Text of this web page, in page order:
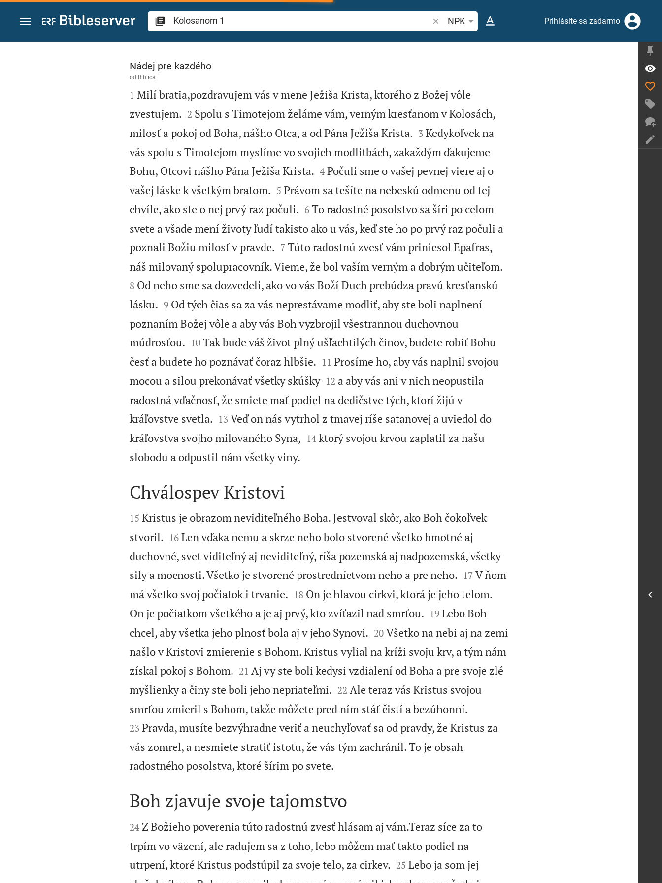
Prejsť na obsah
Vyhľadajte biblický verš alebo slovo
NPK Prihlásite sa zadarmo
Kolosanom 1
Nádej pre kazdého
od Biblica

1 Milí bratia,pozdravujem vás v mene Ježiša Krista, ktorého z Božej vôle
zvestujem.
2 Spolu s Timotejom želáme vám, verným kresťanom v Kolosách,
milosť a pokoj od Boha, nášho Otca, a od Pána Ježiša Krista.
3 Kedykoľvek na
vás spolu s Timotejom myslíme vo svojich modlitbách, zakaždým ďakujeme
Bohu, Otcovi nášho Pána Ježiša Krista.
4 Počuli sme o vašej pevnej viere aj o
vašej láske k všetkým bratom.
5 Právom sa tešíte na nebeskú odmenu od tej
chvíle, ako ste o nej prvý raz počuli.
6 To radostné posolstvo sa šíri po celom
svete a všade mení životy ľudí takisto ako u vás, keď ste ho po prvý raz počuli a
poznali Božiu milosť v pravde.
7 Túto radostnú zvesť vám priniesol Epafras,
náš milovaný spolupracovník. Vieme, že bol vaším verným a dobrým učiteľom.
8 Od neho sme sa dozvedeli, ako vo vás Boží Duch prebúdza pravú kresťanskú
lásku.
9 Od tých čias sa za vás neprestávame modliť, aby ste boli naplnení
poznaním Božej vôle a aby vás Boh vyzbrojil všestrannou duchovnou
múdrosťou.
10 Tak bude váš život plný ušľachtilých činov, budete robiť Bohu
česť a budete ho poznávať čoraz hlbšie.
11 Prosíme ho, aby vás naplnil svojou
mocou a silou prekonávať všetky skúšky
12 a aby vás ani v nich neopustila
radostná vďačnosť, že smiete mať podiel na dedičstve tých, ktorí žijú v
kráľovstve svetla.
13 Veď on nás vytrhol z tmavej ríše satanovej a uviedol do
kráľovstva svojho milovaného Syna,
14 ktorý svojou krvou zaplatil za našu
slobodu a odpustil nám všetky viny.

Chválospev Kristovi

15 Kristus je obrazom neviditeľného Boha. Jestvoval skôr, ako Boh čokoľvek
stvoril.
16 Len vďaka nemu a skrze neho bolo stvorené všetko hmotné aj
duchovné, svet viditeľný aj neviditeľný, ríša pozemská aj nadpozemská, všetky
sily a mocnosti. Všetko je stvorené prostredníctvom neho a pre neho.
17 V ňom
má všetko svoj počiatok i trvanie.
18 On je hlavou cirkvi, ktorá je jeho telom.
On je počiatkom všetkého a je aj prvý, kto zvíťazil nad smrťou.
19 Lebo Boh
chcel, aby všetka jeho plnosť bola aj v jeho Synovi.
20 Všetko na nebi aj na zemi
našlo v Kristovi zmierenie s Bohom. Kristus vylial na kríži svoju krv, a tým nám
získal pokoj s Bohom.
21 Aj vy ste boli kedysi vzdialení od Boha a pre svoje zlé
myšlienky a činy ste boli jeho nepriateľmi.
22 Ale teraz vás Kristus svojou
smrťou zmieril s Bohom, takže môžete pred ním stáť čistí a bezúhonní.
23 Pravda, musíte bezvýhradne veriť a neuchyľovať sa od pravdy, že Kristus za
vás zomrel, a nesmiete stratiť istotu, že vás tým zachránil. To je obsah
radostného posolstva, ktoré šírim po svete.

Boh zjavuje svoje tajomstvo

24 Z Božieho poverenia túto radostnú zvesť hlásam aj vám.Teraz síce za to
trpím vo väzení, ale radujem sa z toho, lebo môžem mať takto podiel na
utrpení, ktoré Kristus podstúpil za svoje telo, za cirkev.
25 Lebo ja som jej